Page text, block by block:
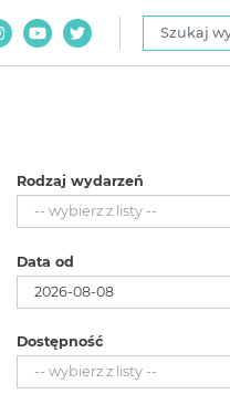
Szukaj
Rodzaj wydarzeń
-- wybierz z listy --
Data od
Dostępność
-- wybierz z listy --